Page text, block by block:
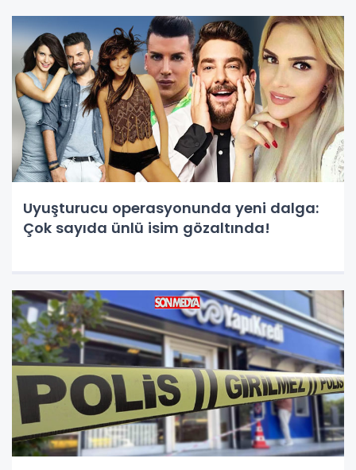
Uyuşturucu operasyonunda yeni dalga:
Çok sayıda ünlü isim gözaltında!